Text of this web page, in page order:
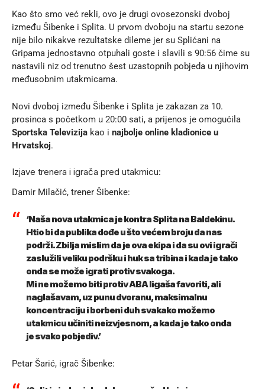
Kao što smo već rekli, ovo je drugi ovosezonski dvoboj
između Šibenke i Splita. U prvom dvoboju na startu sezone
nije bilo nikakve rezultatske dileme jer su Splićani na
Gripama jednostavno otpuhali goste i slavili s 90:56 čime su
nastavili niz od trenutno šest uzastopnih pobjeda u njihovim
međusobnim utakmicama.
Novi dvoboj između Šibenke i Splita je zakazan za 10.
prosinca s početkom u 20:00 sati, a prijenos je omogućila
Sportska Televizija kao i najbolje online kladionice u
Hrvatskoj.
Izjave trenera i igrača pred utakmicu:
Damir Milačić, trener Šibenke:
‘Naša nova utakmica je kontra Splita na Baldekinu.
Htio bi da publika dođe u što većem broju da nas
podrži. Zbilja mislim da je ova ekipa i da su ovi igrači
zaslužili veliku podršku i huk sa tribina i kada je tako
onda se može igrati protiv svakoga.
Mi ne možemo biti protiv ABA ligaša favoriti, ali
naglašavam, uz punu dvoranu, maksimalnu
koncentraciju i borbeni duh svakako možemo
utakmicu učiniti neizvjesnom, a kada je tako onda
je svako pobjediv.’
Petar Šarić, igrač Šibenke: